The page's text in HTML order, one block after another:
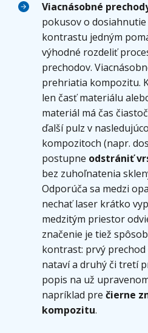
Viacnásobné
pokusov o
kontrastu jedným
výhodné rozdeliť
prechodov.
prehriatia kompozitu.
len časť materiálu
materiál má čas
ďalší pulz v
kompozitoch (napr.
postupne odstrániť
bez zuhoľnatenia
Odporúča sa medzi
nechať laser krátko
medzitým priestor
značenie je tiež
kontrast: prvý
nataví a druhý či tretí
popis na už
napríklad pre čierne
kompozitu.